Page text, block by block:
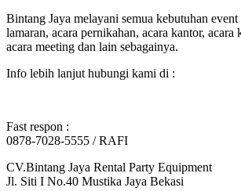
Bintang Jaya melayani semua kebutuhan event
lamaran, acara pernikahan, acara kantor, acara
acara meeting dan lain sebagainya.
Info lebih lanjut hubungi kami di :
Fast respon :
0878-7028-5555 / RAFI
CV.Bintang Jaya Rental Party Equipment
Jl. Siti I No.40 Mustika Jaya Bekasi